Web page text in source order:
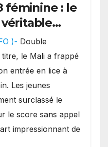
féminine : le
véritable
et inflige
au
)- Double
titre, le Mali a frappé
entrée en lice à
Les jeunes
surclassé le
le score sans appel
impressionnant de